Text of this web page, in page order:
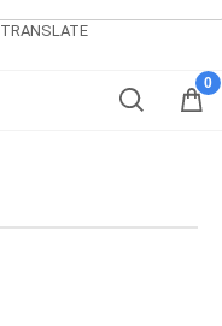
TRANSLATE